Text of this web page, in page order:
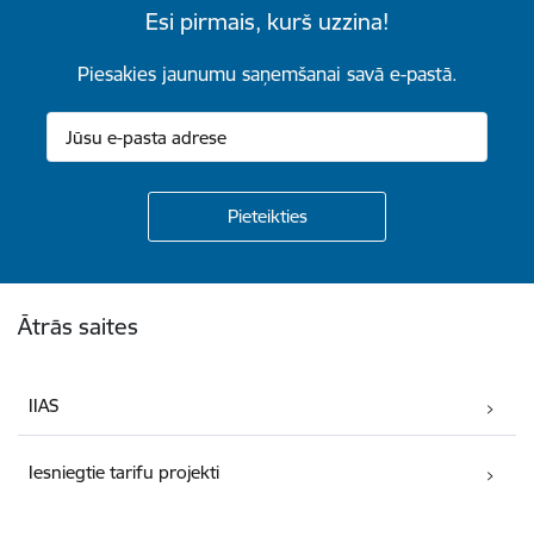
Esi pirmais, kurš uzzina!
Piesakies jaunumu saņemšanai savā e-pastā.
Ātrās saites
IIAS
Iesniegtie tarifu projekti